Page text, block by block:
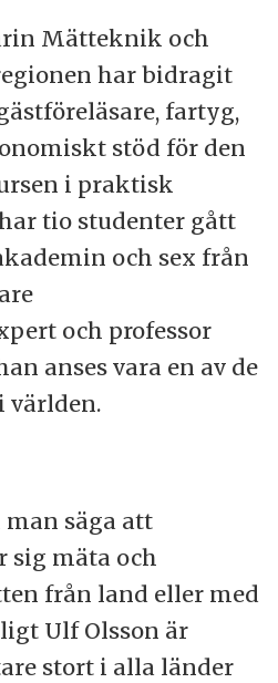
Mätteknik och
har bidragit
fartyg,
stöd för den
i praktisk
tio studenter gått
och sex från
och professor
anses vara en av de
världen.
säga att
sig mäta och
från land eller med
Ulf Olsson är
stort i alla länder